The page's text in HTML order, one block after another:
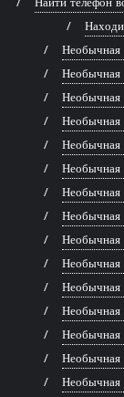
Необычная
Необычная
Необычная
Необычная
Необычная
Необычная
Необычная
Необычная
Необычная
Необычная
Необычная
Необычная
Необычная
Необычная
Необычная